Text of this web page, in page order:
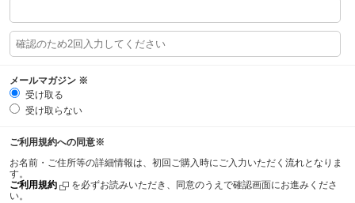
メールマガジン ※
受け取る
受け取らない
ご利用規約への同意※
お名前・ご住所等の詳細情報は、初回ご購入時にご入力いただく流れとなりま
す。
ご利用規約
を必ずお読みいただき、同意のうえで確認画面にお進みくださ
い。